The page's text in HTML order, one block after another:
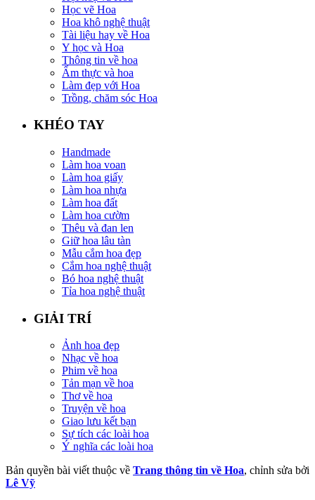
Học vẽ Hoa
Hoa khô nghệ thuật
Tài liệu hay về Hoa
Y học và Hoa
Thông tin về hoa
Ẩm thực và hoa
Làm đẹp với Hoa
Trồng, chăm sóc Hoa
KHÉO TAY
Handmade
Làm hoa voan
Làm hoa giấy
Làm hoa nhựa
Làm hoa đất
Làm hoa cườm
Thêu và đan len
Giữ hoa lâu tàn
Mẫu cắm hoa đẹp
Cắm hoa nghệ thuật
Bó hoa nghệ thuật
Tỉa hoa nghệ thuật
GIẢI TRÍ
Ảnh hoa đẹp
Nhạc về hoa
Phim về hoa
Tản mạn về hoa
Thơ về hoa
Truyện về hoa
Giao lưu kết bạn
Sự tích các loài hoa
Ý nghĩa các loài hoa
Bản quyền bài viết thuộc về Trang thông tin về Hoa, chỉnh sửa bởi
Lê Vỹ